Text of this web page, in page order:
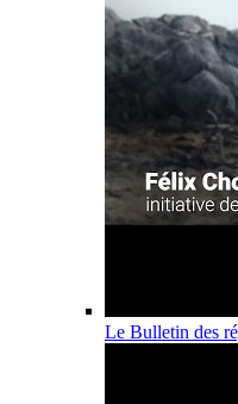
Le Bulletin des